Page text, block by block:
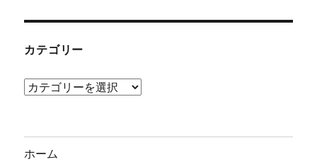
カテゴリー
カ
ホーム